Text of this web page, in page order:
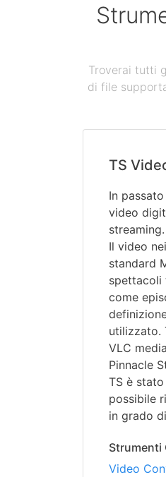
Troverai tutti
di file
TS
In
video
Il video
standard
spettacoli
come
utilizzato.
VLC
Pinnacle
TS è
possibile
in grado
Strumenti
Video